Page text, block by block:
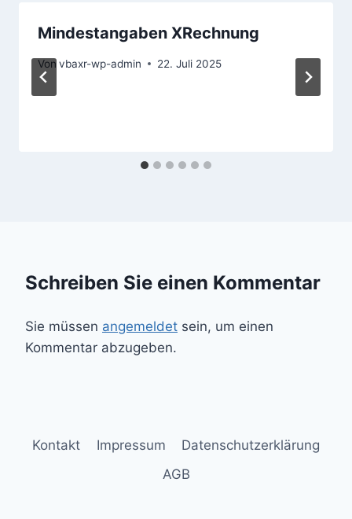
Mindestangaben XRechnung
Vonvbaxr-wp-admin 22. Juli 2025
Schreiben Sie einen Kommentar
Sie müssen angemeldet sein, um einen
Kommentar abzugeben.
Kontakt Impressum
Datenschutzerklärung
AGB